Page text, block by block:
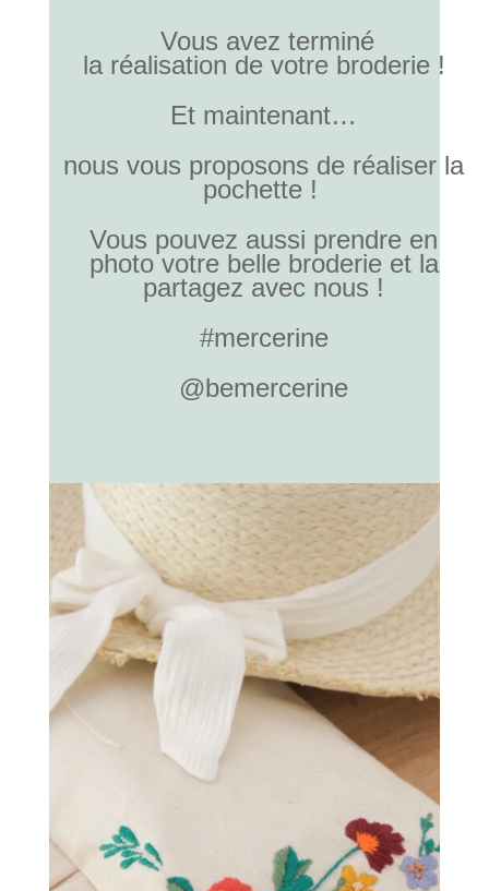
Vous avez terminé
la réalisation de votre broderie !
Et maintenant…
nous vous proposons de réaliser la
pochette !
Vous pouvez aussi prendre en
photo votre belle broderie et la
partagez avec nous !
#mercerine
@bemercerine